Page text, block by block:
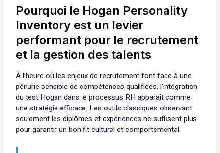
Pourquoi le Hogan Personality
Inventory est un levier
performant pour le recrutement
et la gestion des talents
À l’heure où les enjeux de recrutement font face à une
pénurie sensible de compétences qualifiées, l’intégration
du test Hogan dans le processus RH apparaît comme
une stratégie efficace. Les outils classiques observant
seulement les diplômes et expériences ne suffisent plus
pour garantir un bon fit culturel et comportemental.